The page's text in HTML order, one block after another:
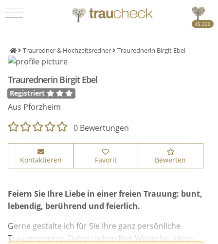
45.330
Trauredner & Hochzeitsredner Traurednerin Birgit Ebel
Traurednerin Birgit Ebel
Registriert
Aus Pforzheim
0 Bewertungen
Kontaktieren Favorit Bewerten
Feiern Sie Ihre Liebe in einer freien Trauung: bunt,
lebendig, berührend und feierlich.
Gerne gestalte ich für Sie Ihre ganz persönliche
Trauzeremonie. Dabei stehen Ihre Wünsche, Ideen